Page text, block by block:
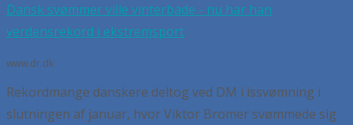
Dansk svømmer ville vinterbade - nu har han
verdensrekord i ekstremsport
www.dr.dk
Rekordmange danskere deltog ved DM i issvømning i
slutningen af januar, hvor Viktor Bromer svømmede sig